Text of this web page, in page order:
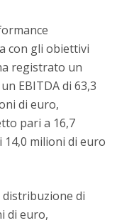
con gli obiettivi
registrato un
EBITDA di 63,3
di euro,
pari a 16,7
milioni di euro
distribuzione di
di euro,